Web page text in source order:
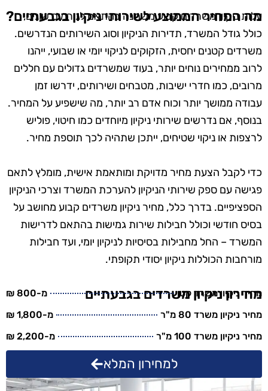
מה המחיר הממוצע לשירותי ניקיון בגבעתיים?
עלות ניקיון משרדים קבוע משתנה בהתאם לגורמים שונים,
כולל גודל המשרד, תדירות הניקיון וסוג השירותים הנדרשים.
משרדים קטנים יחסית, הזקוקים לניקוי יומי או שבועי, ייהנו
לרוב ממחירים נוחים יותר, בעוד שמשרדים גדולים עם חללים
מרובים, כמו חדרי ישיבות, מטבחים ושירותים, ידרשו זמן
עבודה ממושך יותר וכוח אדם רב יותר, מה שישפיע על המחיר.
בנוסף, אם נדרשים שירותי ניקיון מיוחדים כמו חיטוי, פוליש
לרצפות או ניקוי שטיחים, ייתכן שתהיה לכך תוספת מחיר.
כדי לקבל הצעת מחיר מדויקת ומותאמת אישית, מומלץ לתאם
פגישה עם ספק שירותי הניקיון להערכת המשרד וצרכי הניקיון
הספציפיים. בדרך כלל, מחיר ניקיון משרדים קבוע מחושב על
בסיס חודשי וכולל חבילות שירות גמישות בהתאם לדרישות
המשרד – החל מחבילות בסיסיות לניקיון יומי, ועד חבילות
מורחבות הכוללות ניקיון יסודי תקופתי.
מחירון ניקיון משרדים בגבעתיים
מחיר ניקיון משרד קטן
מ-800 ₪
מחיר ניקיון משרד 80 מ"ר
מ-1,800 ₪
מחיר ניקיון משרד 100 מ"ר
מ-2,200 ₪
למחירון המלא